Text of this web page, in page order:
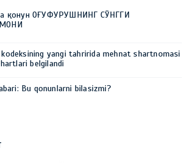
қонун ОҒУФУРУШНИНГ СЎНГГИ
yangi tahririda mehnat shartnomasi
belgilandi
Bu qonunlarni bilasizmi?